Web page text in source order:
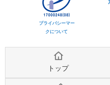
プライバシーマー
クについて
トップ